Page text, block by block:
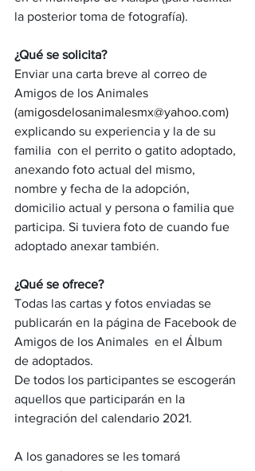
la posterior toma de fotografía).
¿Qué se solicita?
Enviar una carta breve al correo de
Amigos de los Animales
(amigosdelosanimalesmx@yahoo.com)
explicando su experiencia y la de su
familia  con el perrito o gatito adoptado,
anexando foto actual del mismo,
nombre y fecha de la adopción,
domicilio actual y persona o familia que
participa. Si tuviera foto de cuando fue
adoptado anexar también.
¿Qué se ofrece?
Todas las cartas y fotos enviadas se
publicarán en la página de Facebook de
Amigos de los Animales  en el Álbum
de adoptados.
De todos los participantes se escogerán
aquellos que participarán en la
integración del calendario 2021.
A los ganadores se les tomará